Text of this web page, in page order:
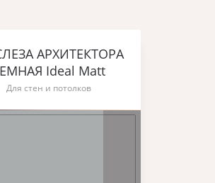
АРХИТЕКТОРА
Ideal Matt
Для стен и потолков